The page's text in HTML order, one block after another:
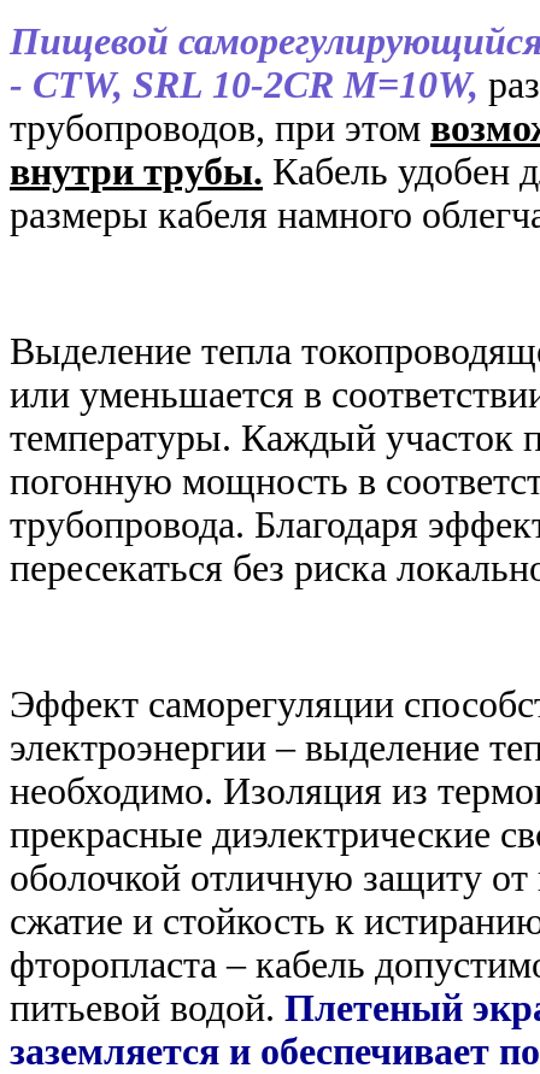
Пищевой
- CTW, SRL 10-2CR M=10W,
трубопроводов, при этом
внутри трубы. Кабель удобен
размеры кабеля намного
Выделение тепла
или уменьшается в
температуры. Каждый участок
погонную мощность в
трубопровода. Благодаря
пересекаться без риска
Эффект саморегуляции
электроэнергии – выделение
необходимо. Изоляция из
прекрасные диэлектрические
оболочкой отличную защиту
сжатие и стойкость к
фторопласта – кабель
питьевой водой. Плетеный
заземляется и обеспечивает